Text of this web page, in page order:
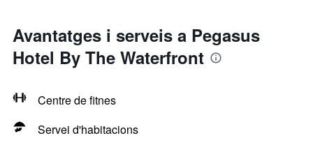
Avantatges i serveis a Pegasus
Hotel By The Waterfront
Centre de fitnes
Servei d'habitacions